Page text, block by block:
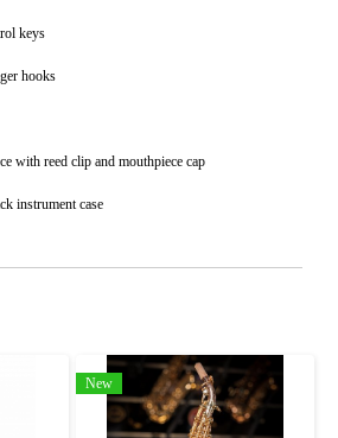
keys
hooks
with reed clip and mouthpiece cap
instrument case
New